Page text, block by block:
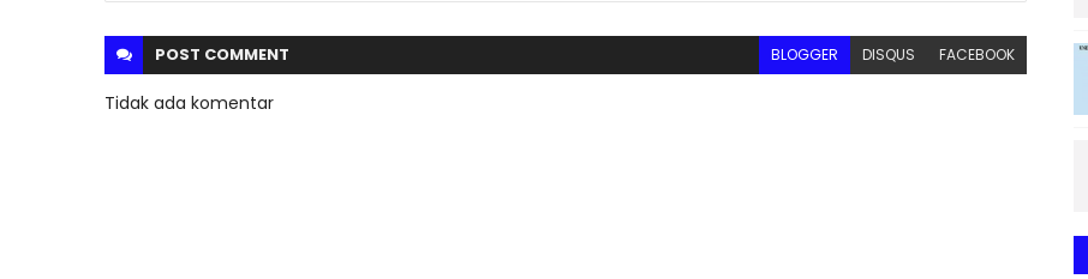
POST COMMENT BLOGGER DISQUS FACEBOOK
Tidak ada komentar